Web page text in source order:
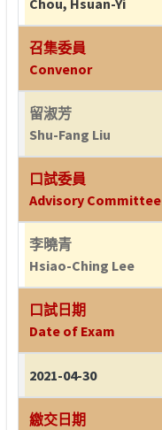
召集委員
Convenor
留淑芳
Shu-Fang Liu
口試委員
Advisory Committee
李曉青
Hsiao-Ching Lee
口試日期
Date of Exam
2021-04-30
繳交日期